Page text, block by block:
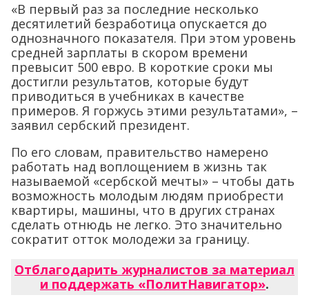
«В первый раз за последние несколько
десятилетий безработица опускается до
однозначного показателя. При этом уровень
средней зарплаты в скором времени
превысит 500 евро. В короткие сроки мы
достигли результатов, которые будут
приводиться в учебниках в качестве
примеров. Я горжусь этими результатами», –
заявил сербский президент.
По его словам, правительство намерено
работать над воплощением в жизнь так
называемой «сербской мечты» – чтобы дать
возможность молодым людям приобрести
квартиры, машины, что в других странах
сделать отнюдь не легко. Это значительно
сократит отток молодежи за границу.
Отблагодарить журналистов за материал
и поддержать «ПолитНавигатор».